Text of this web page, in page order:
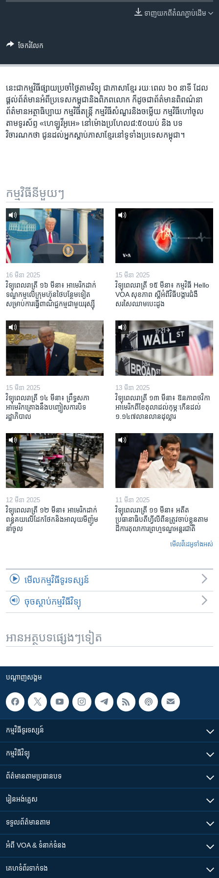
ចូល​
ស្វែង​
បណ្តាញ​សង្គម
ភាសា
ទាញ​យក​ពី​តំណភ្ជាប់​ដើម
ចែករំលែក
នេះ​ជា​កម្ម​វិធី​ផ្សាយ​ប្រចាំ​ថ្ងៃ​តាម​វិទ្យុ ​ជាភាសា​ខ្មែរ​ រយៈ​ពេល​ ៦០​ នាទី ដែល​
ផ្តល់​ព័ត៌មាន​អំពី​ប្រទេស​កម្ពុជា​និង​ពិភព​លោក ​ក៏ដូច​ជា​ព័ត៌មាន​ពិពណ៌នា
ព័ត៌មាន​អត្ថា​ធិប្បាយ​ កម្ម​វិធី​តន្ត្រី ​កម្មវិធី​​សំណួរ​និង​ចម្លើយ​ កម្ម​វិធី​ហៅ​ចូល​
តាម​ទូរ​ស័ព្ទ «ហេឡូវីអូអេ» នៅ​ម៉ោង​​ប្រហែល​៨:៥០​យប់ ​និង បទ​
វិចារណកថា​ ជូន​ដល់​អ្នក​ស្តាប់​ភាសា​ខ្មែរ​នៅ​ទូទាំង​ប្រទេស​កម្ពុជា។
កម្មវិធី​នីមួយៗ
16 មីនា 2025
វិទ្យុពេលរាត្រី ១៦ មីនា៖ អាមេរិក​ដាក់​
ទណ្ឌកម្ម​លើ​ក្រុមហ៊ុន​ថៃ​បន្ថែម​ទៀត​
សម្រាប់​ការ​ធ្វើ​ពាណិជ្ជកម្ម​ជាមួយ​រុស្ស៊ី
15 មីនា 2025
វិទ្យុពេលរាត្រី ១៥ មីនា៖ កម្មវិធី ​Hello
VOA សុខភាព ស្ដី​អំពី​វិធី​បង្ការ​ជំងឺ​
សរសៃ​ឈាម​បេះដូង
15 មីនា 2025
វិទ្យុពេលរាត្រី ១៤ មីនា៖ ព្រឹទ្ធសភា
អាមេរិកគ្រោងនឹងបញ្ចៀសការបិទ
រដ្ឋាភិបាល
13 មីនា 2025
វិទ្យុពេលរាត្រី ១៣ មីនា៖ ឱនភាព​ថវិកា​
អាមេរិក​ពី​ខែ​តុលា​ដល់​កុម្ភៈ​កើន​ដល់​
១.១៤៧​លានលាន​ដុល្លារ
12 មីនា 2025
វិទ្យុពេលរាត្រី ១២ មីនា៖ អាមេរិក​ដាក់​
ពន្ធគយ​លើ​ដែកថែក​និង​អាលុយ​មីញ៉ូម​
នាំចូល
11 មីនា 2025
វិទ្យុពេលរាត្រី ១១ មីនា៖ អតីត​
ប្រធានាធិបតីហ្វីលីពីន​ត្រូវ​ចាប់ខ្លួនតាម
ដីការ​តុលាការ​ព្រហ្មទណ្ឌ​អន្តរជាតិ
មើល​វីដេអូ​ទាំង​អស់
មើល​កម្មវិធី​ទូរទស្សន៍
ចុចស្តាប់កម្មវិធីវិទ្យុ
អានអត្ថបទផ្សេងៗទៀត
បណ្តាញ​សង្គម
កម្មវិធី​ទូរទស្សន៍
កម្មវិធី​វិទ្យុ
ព័ត៌មាន​តាមប្រធានបទ​
រៀន​​អង់គ្លេស
ទទួល​ព័ត៌មាន​តាម
អំពី​ VOA & ទំនាក់ទំនង
គេហទំព័រ​​ទាក់ទង